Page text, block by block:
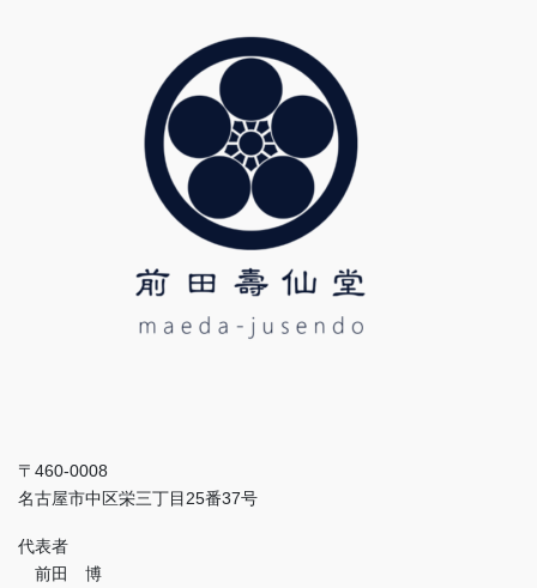
〒460-0008
名古屋市中区栄三丁目25番37号
代表者
前田 博